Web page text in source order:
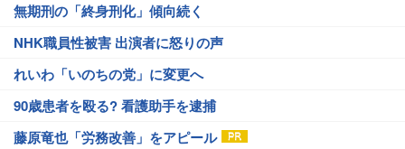
無期刑の「終身刑化」傾向続く
NHK職員性被害 出演者に怒りの声
れいわ「いのちの党」に変更へ
90歳患者を殴る? 看護助手を逮捕
藤原竜也「労務改善」をアピール